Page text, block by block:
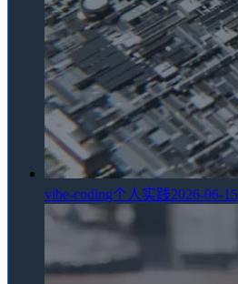
vibe-coding个人实践2026-06-15